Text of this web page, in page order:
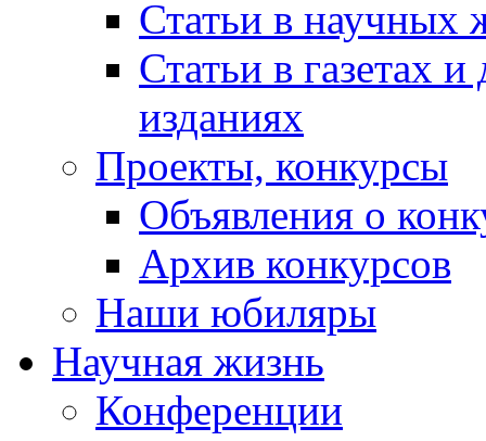
Статьи в научных
Статьи в газетах
изданиях
Проекты, конкурсы
Объявления о
Архив конкурсов
Наши юбиляры
Научная жизнь
Конференции